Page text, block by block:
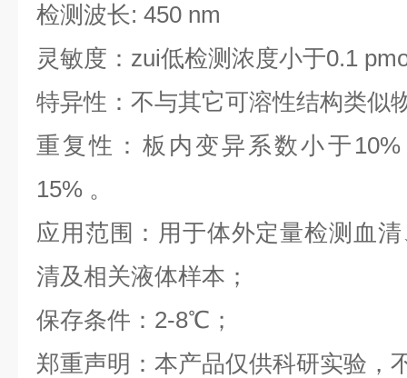
检测波长: 450 nm
灵敏度：zui低检测浓度小于0.1
特异性：不与其它可溶性结构类似
重复性：板内变异系数小于
15% 。
应用范围：用于体外定量检测血
清及相关液体样本；
保存条件：2-8℃；
郑重声明：本产品仅供科研实验，